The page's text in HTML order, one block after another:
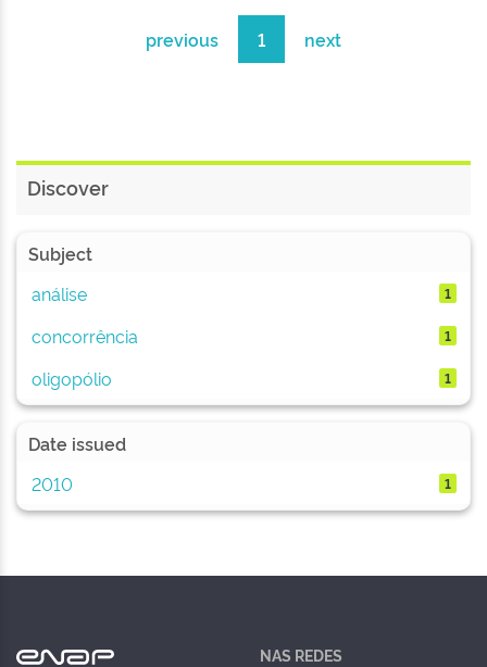
previous 1 next
Discover
Subject
análise
1
concorrência 1
oligopólio 1
Date issued
2010
1
NAS REDES